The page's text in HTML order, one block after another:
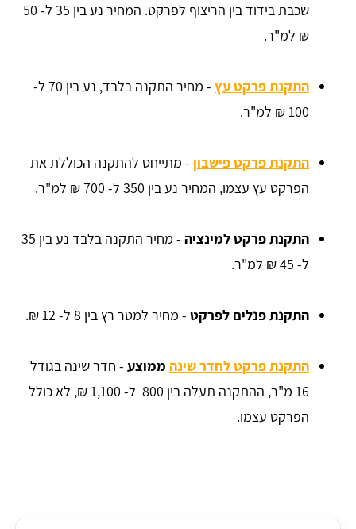
שכבת בידוד בין הריצוף לפרקט. המחיר נע בין 35 ל- 50
₪ למ"ר.
התקנת פרקט עץ
- מחיר התקנה בלבד, נע בין 70 ל-
100 ₪ למ"ר.
התקנת פרקט פישבון - מתייחס להתקנה הכוללת את
הפרקט עץ עצמו, המחיר נע בין 350 ל- 700 ₪ למ"ר.
התקנת פרקט למינציה
- מחיר התקנה בלבד נע בין 35
ל- 45 ₪ למ"ר.
התקנת פנלים לפרקט - מחיר למטר רץ בין 8 ל- 12 ₪.
התקנת פרקט לחדר שינה ממוצע - חדר שינה בגודל
16 מ"ר, ההתקנה תעלה בין 800 ל- 1,100 ₪, לא כולל
הפרקט עצמו.